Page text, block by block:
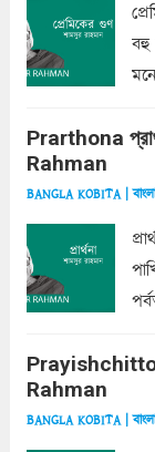
বহু
Prarthona
Rahman
BANGLA KOBITA |
Prayishchitto
Rahman
BANGLA KOBITA |